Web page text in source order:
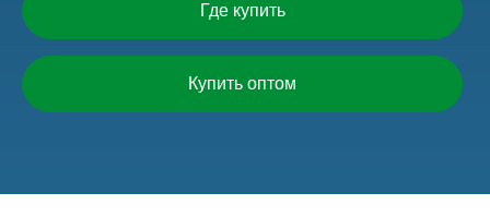
Где купить
Купить оптом